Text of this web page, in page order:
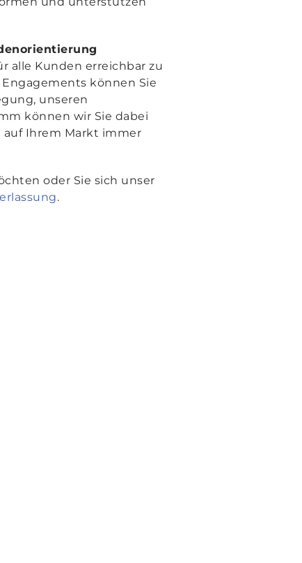
alle Kunden erreichbar zu
können Sie
unseren
können wir Sie dabei
Ihrem Markt immer
oder Sie sich unser
.